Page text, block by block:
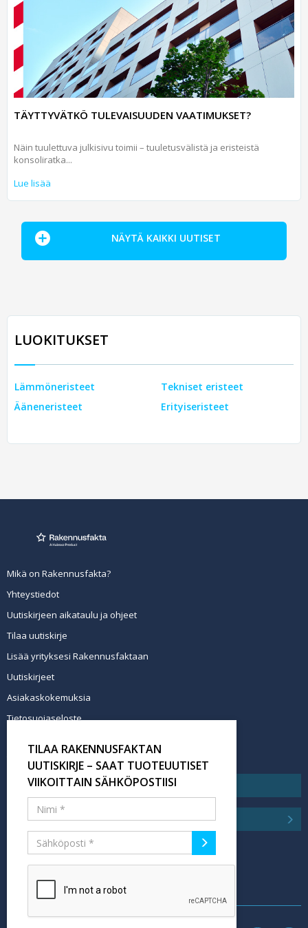
TÄYTTYVÄTKÖ TULEVAISUUDEN VAATIMUKSET?
Näin tuulettuva julkisivu toimii – tuuletusvälistä ja eristeistä
konsoliratka...
Lue lisää
NÄYTÄ KAIKKI UUTISET
LUOKITUKSET
Lämmöneristeet
Ääneneristeet
Tekniset eristeet
Erityiseristeet
Mikä on Rakennusfakta?
Yhteystiedot
Uutiskirjeen aikataulu ja ohjeet
Tilaa uutiskirje
Lisää yrityksesi Rakennusfaktaan
Uutiskirjeet
Asiakaskokemuksia
Tietosuojaseloste
Tilaa uutiskirje
TILAA RAKENNUSFAKTAN
UUTISKIRJE – SAAT TUOTEUUTISET
VIIKOITTAIN SÄHKÖPOSTIISI